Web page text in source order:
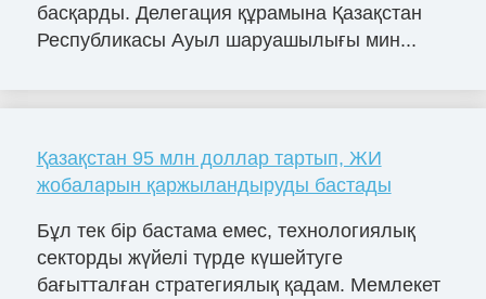
басқарды. Делегация құрамына Қазақстан
Республикасы Ауыл шаруашылығы мин...
Қазақстан 95 млн доллар тартып, ЖИ
жобаларын қаржыландыруды бастады
Бұл тек бір бастама емес, технологиялық
секторды жүйелі түрде күшейтуге
бағытталған стратегиялық қадам. Мемлекет